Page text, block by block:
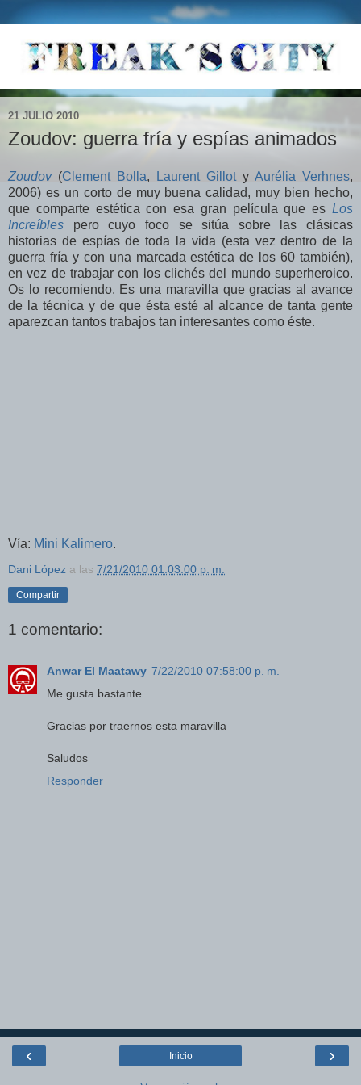
21 JULIO 2010
Zoudov: guerra fría y espías animados
Zoudov(Clement Bolla, Laurent Gilloty Aurélia Verhnes,
2006) es un corto de muy buena calidad, muy bien hecho,
que comparte estética con esa gran película que es Los
Increíbles pero cuyo foco se sitúa sobre las clásicas
historias de espías de toda la vida (esta vez dentro de la
guerra fría y con una marcada estética de los 60 también),
en vez de trabajar con los clichés del mundo superheroico.
Os lo recomiendo. Es una maravilla que gracias al avance
de la técnica y de que ésta esté al alcance de tanta gente
aparezcan tantos trabajos tan interesantes como éste.
Vía: Mini Kalimero.
Dani López a las 7/21/2010 01:03:00 p. m.
Compartir
1 comentario:
Anwar El Maatawy 7/22/2010 07:58:00 p. m.
Me gusta bastante
Gracias por traernos esta maravilla
Saludos
Responder
‹ ›
Inicio